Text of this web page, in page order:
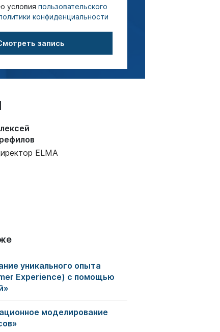
условия пользовательского
конфиденциальности
запись
ELMA
уникального опыта
Experience) с помощью
моделирование